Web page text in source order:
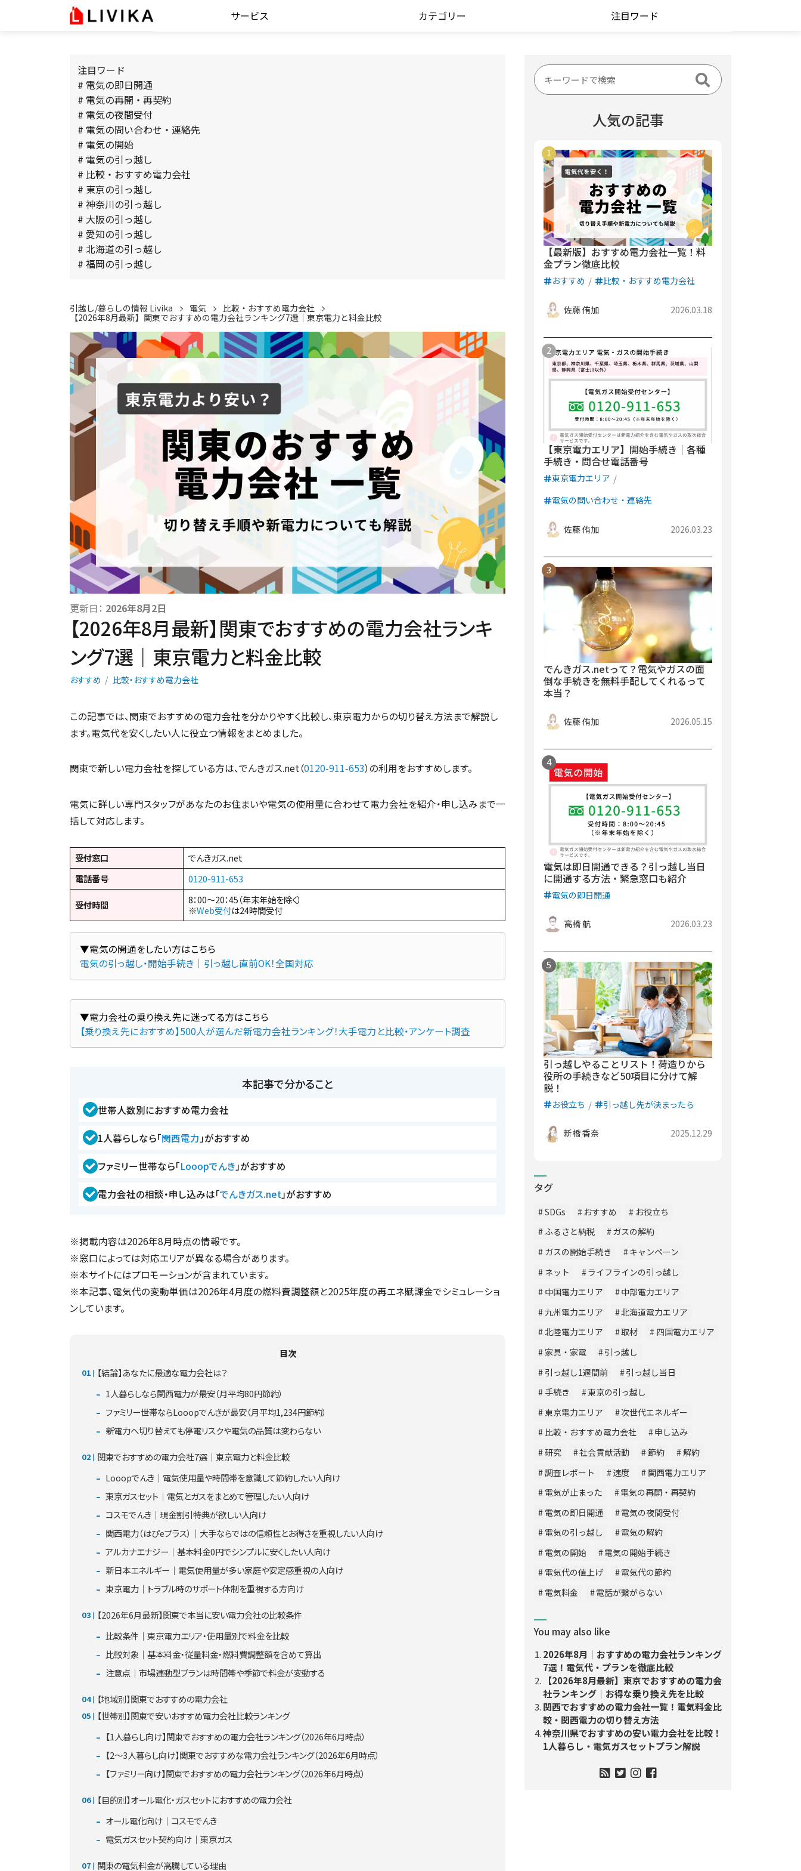
サービス カテゴリー 注目ワード
注目ワード
# 電気の即日開通
# 電気の再開・再契約
# 電気の夜間受付
# 電気の問い合わせ・連絡先
# 電気の開始
# 電気の引っ越し
# 比較・おすすめ電力会社
# 東京の引っ越し
# 神奈川の引っ越し
# 大阪の引っ越し
# 愛知の引っ越し
# 北海道の引っ越し
# 福岡の引っ越し
引越し/暮らしの情報 Livika 電気
比較・おすすめ電力会社
【2026年8月最新】関東でおすすめの電力会社ランキング7選｜東京電力と料金比較
更新日： 2026年8月2日
【2026年8月最新】関東でおすすめの電力会社ランキ
ング7選｜東京電力と料金比較
おすすめ 比較・おすすめ電力会社
この記事では、関東でおすすめの電力会社を分かりやすく比較し、東京電力からの切り替え方法まで解説し
ます。電気代を安くしたい人に役立つ情報をまとめました。
関東で新しい電力会社を探している方は、でんきガス.net（0120-911-653）の利用をおすすめします。
電気に詳しい専門スタッフがあなたのお住まいや電気の使用量に合わせて電力会社を紹介・申し込みまで一
括して対応します。
受付窓口
でんきガス.net
電話番号
0120-911-653
受付時間
8：00～20：45（年末年始を除く）
※Web受付は24時間受付
電気の引っ越し・開始手続き｜引っ越し直前OK！全国対応
【乗り換え先におすすめ】500人が選んだ新電力会社ランキング！大手電力と比較・アンケート調査
本記事で分かること
世帯人数別におすすめ電力会社
1人暮らしなら「関西電力 」がおすすめ
ファミリー世帯なら「Looopでんき 」がおすすめ
電力会社の相談・申し込みは「でんきガス.net 」がおすすめ
※掲載内容は2026年8月時点の情報です。
※窓口によっては対応エリアが異なる場合があります。
※本サイトにはプロモーションが含まれています。
※本記事、電気代の変動単価は2026年4月度の燃料費調整額と2025年度の再エネ賦課金でシミュレーショ
ンしています。
目次
【結論】あなたに最適な電力会社は？
1人暮らしなら関西電力が最安（月平均80円節約）
ファミリー世帯ならLooopでんきが最安（月平均1,234円節約）
新電力へ切り替えても停電リスクや電気の品質は変わらない
関東でおすすめの電力会社7選｜東京電力と料金比較
Looopでんき｜電気使用量や時間帯を意識して節約したい人向け
東京ガスセット｜電気とガスをまとめて管理したい人向け
コスモでんき｜現金割引特典が欲しい人向け
関西電力（はぴeプラス）｜大手ならではの信頼性とお得さを重視したい人向け
アルカナエナジー｜基本料金0円でシンプルに安くしたい人向け
新日本エネルギー｜電気使用量が多い家庭や安定感重視の人向け
東京電力｜トラブル時のサポート体制を重視する方向け
【2026年6月最新】関東で本当に安い電力会社の比較条件
比較条件｜東京電力エリア・使用量別で料金を比較
比較対象｜基本料金・従量料金・燃料費調整額を含めて算出
注意点｜市場連動型プランは時間帯や季節で料金が変動する
【地域別】関東でおすすめの電力会社
【世帯別】関東で安いおすすめ電力会社比較ランキング
【1人暮らし向け】関東でおすすめの電力会社ランキング（2026年6月時点）
【2～3人暮らし向け】関東でおすすめな電力会社ランキング（2026年6月時点）
【ファミリー向け】関東でおすすめの電力会社ランキング（2026年6月時点）
【目的別】オール電化・ガスセットにおすすめの電力会社
オール電化向け｜コスモでんき
電気ガスセット契約向け｜東京ガス
関東の電気料金が高騰している理由
人気の記事
【最新版】おすすめ電力会社一覧！料
金プラン徹底比較
おすすめ 比較・おすすめ電力会社
佐藤 侑加 2026.03.18
【東京電力エリア】開始手続き｜各種
手続き・問合せ電話番号
東京電力エリア
電気の問い合わせ・連絡先
佐藤 侑加 2026.03.23
でんきガス.netって？電気やガスの面
倒な手続きを無料手配してくれるって
本当？
佐藤 侑加 2026.05.15
電気は即日開通できる？引っ越し当日
に開通する方法・緊急窓口も紹介
電気の即日開通
高橋 航 2026.03.23
引っ越しやることリスト！荷造りから
役所の手続きなど50項目に分けて解
説！
お役立ち 引っ越し先が決まったら
新橋 香奈 2025.12.29
タグ
SDGs おすすめ
お役立ち
ふるさと納税
ガスの解約
ガスの開始手続き
キャンペーン
ネット
ライフラインの引っ越し
中国電力エリア
中部電力エリア
九州電力エリア
北海道電力エリア
北陸電力エリア
取材
四国電力エリア
家具・家電
引っ越し
引っ越し1週間前
引っ越し当日
手続き
東京の引っ越し
東京電力エリア
次世代エネルギー
比較・おすすめ電力会社
申し込み
研究
社会貢献活動 節約
解約
調査レポート
速度
関西電力エリア
電気が止まった
電気の再開・再契約
電気の即日開通
電気の夜間受付
電気の引っ越し
電気の解約
電気の開始
電気の開始手続き
電気代の値上げ
電気代の節約
電気料金
電話が繋がらない
You may also like
2026年8月｜おすすめの電力会社ランキング
7選！電気代・プランを徹底比較
【2026年8月最新】東京でおすすめの電力会
社ランキング｜お得な乗り換え先を比較
関西でおすすめの電力会社一覧！電気料金比
較・関西電力の切り替え方法
神奈川県でおすすめの安い電力会社を比較！
1人暮らし・電気ガスセットプラン解説